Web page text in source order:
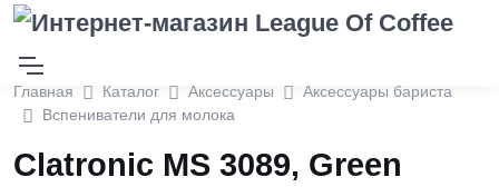
Главная Каталог Аксессуары
Аксессуары бариста
Вспениватели для молока
Clatronic MS 3089, Green